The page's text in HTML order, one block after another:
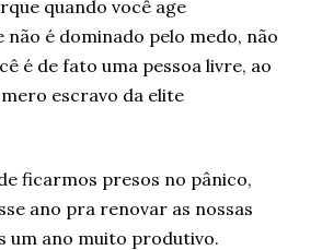
quando você age
não é dominado pelo medo, não
é de fato uma pessoa livre, ao
escravo da elite
ficarmos presos no pânico,
ano pra renovar as nossas
um ano muito produtivo.